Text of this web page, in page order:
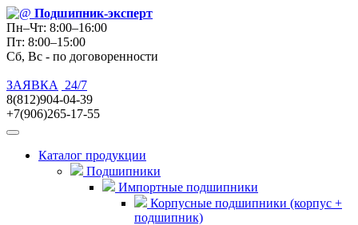
Подшипник-эксперт
Пн–Чт: 8:00–16:00
Пт: 8:00–15:00
Сб, Вс - по договоренности
ЗАЯВКА
24/7
8(812)904-04-39
+7(906)265-17-55
Каталог продукции
Подшипники
Импортные подшипники
Корпусные подшипники (корпус +
подшипник)